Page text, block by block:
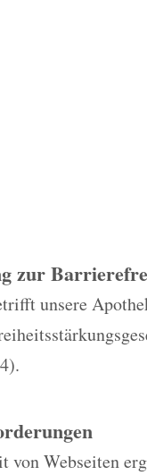
zur
unsere
Webseiten